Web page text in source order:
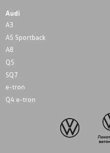
Audi
A3
A5 Sportback
A8
Q5
SQ7
e-tron
Q4 e-tron